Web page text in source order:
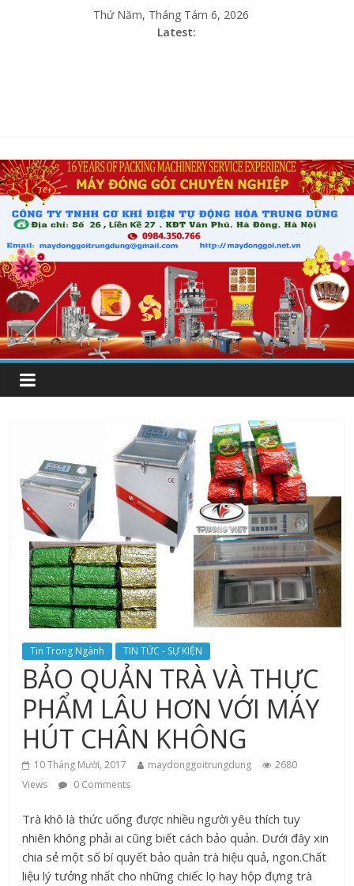
Thứ Năm, Tháng Tám 6, 2026
Latest:
Tin Trong Ngành TIN TỨC - SỰ KIỆN
BẢO QUẢN TRÀ VÀ THỰC
PHẨM LÂU HƠN VỚI MÁY
HÚT CHÂN KHÔNG
10 Tháng Mười, 2017 maydonggoitrungdung
2680
Views
0 Comments
Trà khô là thức uống được nhiều người yêu thích tuy
nhiên không phải ai cũng biết cách bảo quản. Dưới đây xin
chia sẻ một số bí quyết bảo quản trà hiệu quả, ngon.Chất
liệu lý tưởng nhất cho những chiếc lọ hay hộp đựng trà